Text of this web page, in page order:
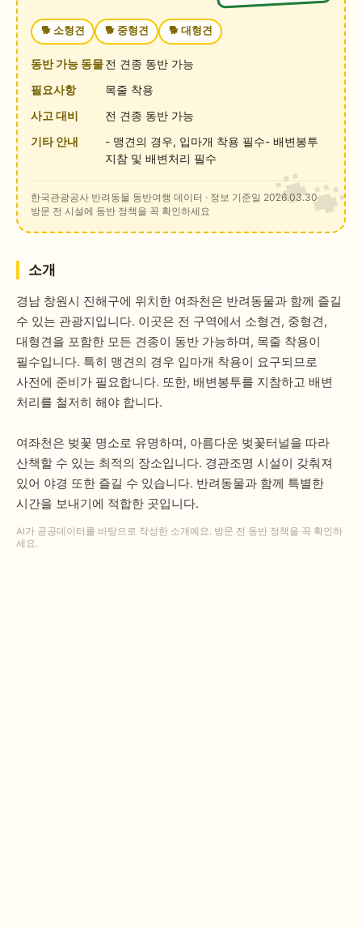
🐕 소형견 🐕 중형견 🐕 대형견
동반 가능 동물전 견종 동반 가능
필요사항
목줄 착용
사고 대비
전 견종 동반 가능
기타 안내
- 맹견의 경우, 입마개 착용 필수- 배변봉투
지참 및 배변처리 필수
한국관광공사 반려동물 동반여행 데이터 · 정보 기준일 2026.03.30
방문 전 시설에 동반 정책을 꼭 확인하세요
소개
경남 창원시 진해구에 위치한 여좌천은 반려동물과 함께 즐길
수 있는 관광지입니다. 이곳은 전 구역에서 소형견, 중형견,
대형견을 포함한 모든 견종이 동반 가능하며, 목줄 착용이
필수입니다. 특히 맹견의 경우 입마개 착용이 요구되므로
사전에 준비가 필요합니다. 또한, 배변봉투를 지참하고 배변
처리를 철저히 해야 합니다.
여좌천은 벚꽃 명소로 유명하며, 아름다운 벚꽃터널을 따라
산책할 수 있는 최적의 장소입니다. 경관조명 시설이 갖춰져
있어 야경 또한 즐길 수 있습니다. 반려동물과 함께 특별한
시간을 보내기에 적합한 곳입니다.
AI가 공공데이터를 바탕으로 작성한 소개예요. 방문 전 동반 정책을 꼭 확인하
세요.